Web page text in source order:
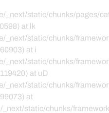
_next/static/chunks/pages/
at lk
_next/static/chunks/
at i
_next/static/chunks/
at uD
_next/static/chunks/
at
static/chunks/